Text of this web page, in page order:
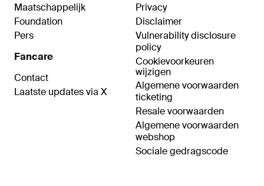
Maatschappelijk
Foundation
Pers
Fancare
Contact
Laatste updates via X
Privacy
Disclaimer
Vulnerability disclosure
policy
Cookievoorkeuren
wijzigen
Algemene voorwaarden
ticketing
Resale voorwaarden
Algemene voorwaarden
webshop
Sociale gedragscode